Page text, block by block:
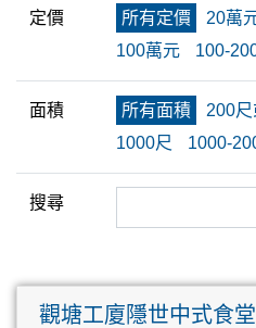
定價 所有定價 20萬
100萬元
100-
面積 所有面積 200
1000尺
1000-
搜尋
觀塘工廈隱世中式食堂